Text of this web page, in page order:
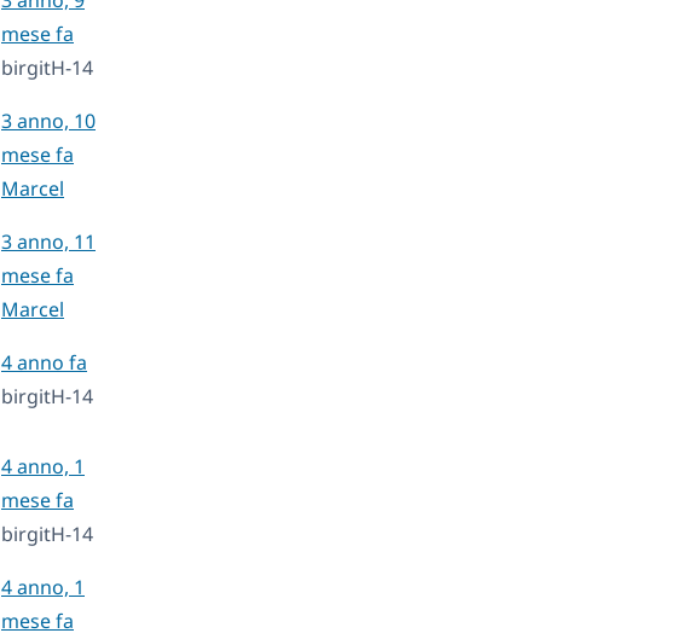
mese fa
birgitH-14
3 anno, 10
mese fa
Marcel
3 anno, 11
mese fa
Marcel
4 anno fa
birgitH-14
4 anno, 1
mese fa
birgitH-14
4 anno, 1
mese fa